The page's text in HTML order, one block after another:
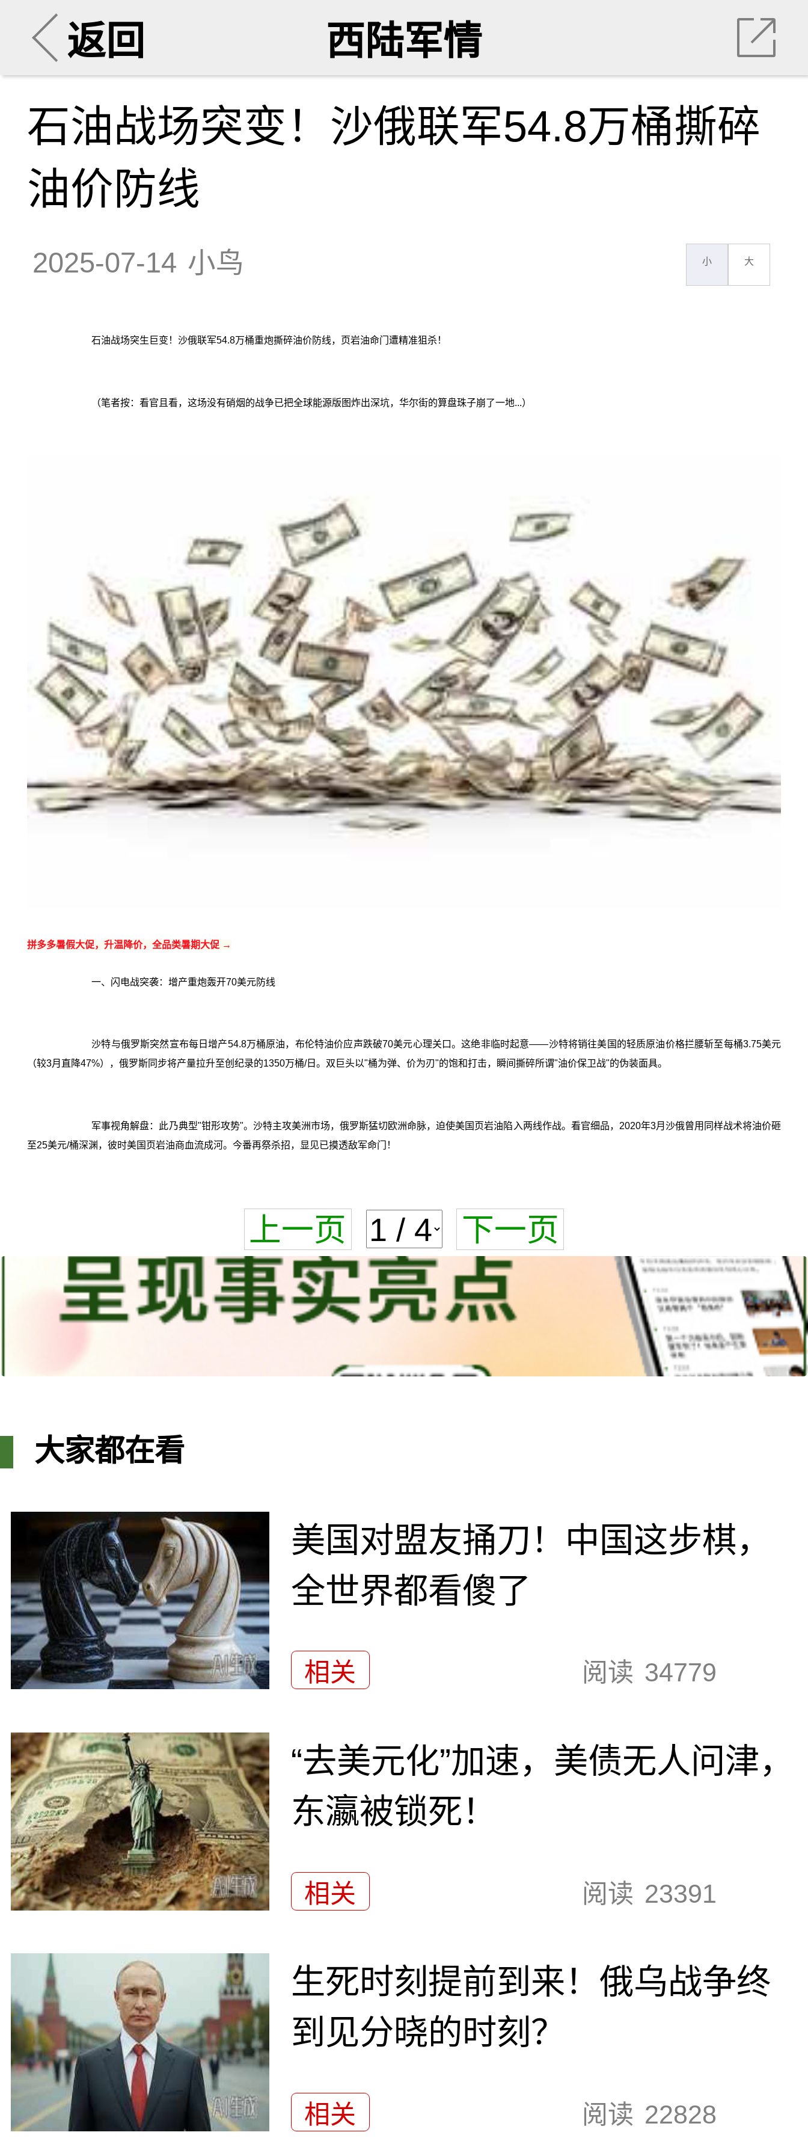
返回 西陆军情
石油战场突变！沙俄联军54.8万桶撕碎
油价防线
2025-07-14 小鸟 小 大
石油战场突生巨变！沙俄联军54.8万桶重炮撕碎油价防线，页岩油命门遭精准狙杀！
（笔者按：看官且看，这场没有硝烟的战争已把全球能源版图炸出深坑，华尔街的算盘珠子崩了一地...）
拼多多暑假大促，升温降价，全品类暑期大促 →
一、闪电战突袭：增产重炮轰开70美元防线
沙特与俄罗斯突然宣布每日增产54.8万桶原油，布伦特油价应声跌破70美元心理关口。这绝非临时起意——沙特将销往美国的轻质原油价格拦腰斩至每桶3.75美元
（较3月直降47%），俄罗斯同步将产量拉升至创纪录的1350万桶/日。双巨头以"桶为弹、价为刃"的饱和打击，瞬间撕碎所谓"油价保卫战"的伪装面具。
军事视角解盘：此乃典型"钳形攻势"。沙特主攻美洲市场，俄罗斯猛切欧洲命脉，迫使美国页岩油陷入两线作战。看官细品，2020年3月沙俄曾用同样战术将油价砸
至25美元/桶深渊，彼时美国页岩油商血流成河。今番再祭杀招，显见已摸透敌军命门！
上一页 下一页
大家都在看
美国对盟友捅刀！中国这步棋，
全世界都看傻了
相关 阅读 34779
“去美元化”加速，美债无人问津，
东瀛被锁死！
相关 阅读 23391
生死时刻提前到来！俄乌战争终
到见分晓的时刻？
相关 阅读 22828